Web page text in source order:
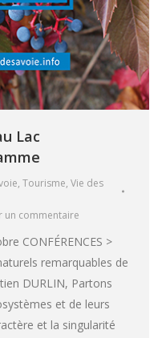
Lac
, Tourisme, Vie des
un commentaire
CONFÉRENCES >
remarquables de
DURLIN, Partons
et de leurs
et la singularité